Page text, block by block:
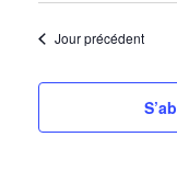
MAI
2025
date.Jour précédent